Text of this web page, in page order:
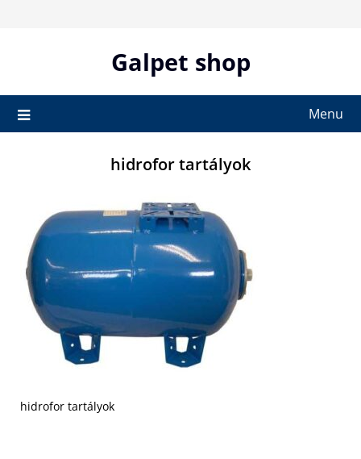
Galpet shop
Menu
hidrofor tartályok
hidrofor tartályok